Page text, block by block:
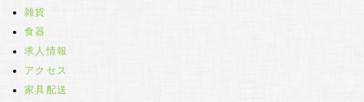
雑貨
食器
求人情報
アクセス
家具配送